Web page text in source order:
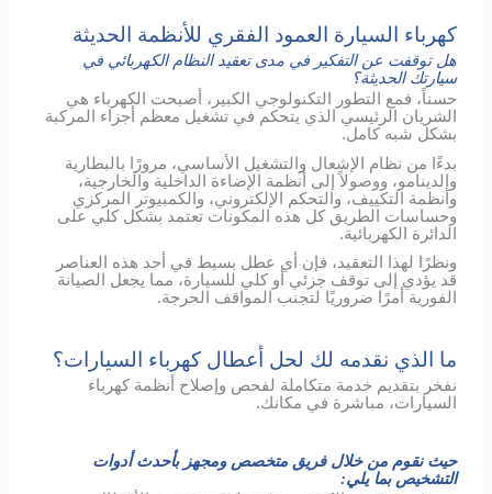
كهرباء السيارة العمود الفقري للأنظمة الحديثة
هل توقفت عن التفكير في مدى تعقيد النظام الكهربائي في
سيارتك الحديثة؟
حسناً، فمع التطور التكنولوجي الكبير، أصبحت الكهرباء هي
الشريان الرئيسي الذي يتحكم في تشغيل معظم أجزاء المركبة
بشكل شبه كامل.
بدءًا من نظام الإشعال والتشغيل الأساسي، مرورًا بالبطارية
والدينامو، ووصولاً إلى أنظمة الإضاءة الداخلية والخارجية،
وأنظمة التكييف، والتحكم الإلكتروني، والكمبيوتر المركزي
وحساسات الطريق كل هذه المكونات تعتمد بشكل كلي على
الدائرة الكهربائية.
ونظرًا لهذا التعقيد، فإن أي عطل بسيط في أحد هذه العناصر
قد يؤدي إلى توقف جزئي أو كلي للسيارة، مما يجعل الصيانة
الفورية أمرًا ضروريًا لتجنب المواقف الحرجة.
ما الذي نقدمه لك لحل أعطال كهرباء السيارات؟
نفخر بتقديم خدمة متكاملة لفحص وإصلاح أنظمة كهرباء
السيارات، مباشرة في مكانك.
حيث نقوم من خلال فريق متخصص ومجهز بأحدث أدوات
التشخيص بما يلي: